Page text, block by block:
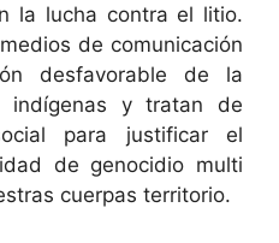
la lucha contra el litio.
de comunicación
desfavorable de la
indígenas y tratan de
para justificar el
de genocidio multi
cuerpas territorio.